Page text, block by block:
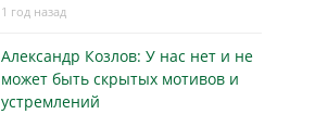
1 год назад
Александр Козлов: У нас нет и не
может быть скрытых мотивов и
устремлений